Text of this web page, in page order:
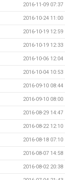
2016-11-09 07:37
2016-10-24 11:00
2016-10-19 12:59
2016-10-19 12:33
2016-10-06 12:04
2016-10-04 10:53
2016-09-10 08:44
2016-09-10 08:00
2016-08-29 14:47
2016-08-22 12:10
2016-08-18 07:10
2016-08-07 14:58
2016-08-02 20:38